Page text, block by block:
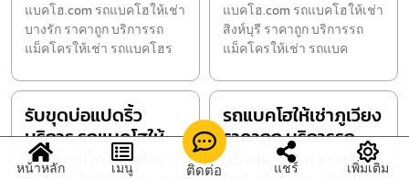
แบคโฮ.com รถแบคโฮให้เช่า
บางรัก ราคาถูก บริการรถ
แม็คโครให้เช่า รถแบคโฮร
แบคโฮ.com รถแบคโฮให้เช่า
สิงห์บุรี ราคาถูก บริการรถ
แม็คโครให้เช่า รถแบค
รับขุดบ่อแปดริ้ว
บริการ รถแบคโฮให้
เช่า รถแม็คโครให้เช่า
รถแบคโฮให้เช่าภูเวียง
ราคาถูก บริการรถ
แม็คโครให้เช่า รถแบค
หน้าหลัก เมนู ติดต่อ แชร์ เพิ่มเติม